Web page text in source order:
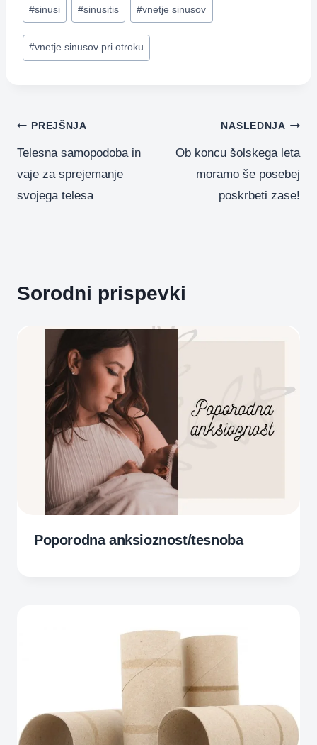
e
b
o
e
n
g
gr s
Tags:
#sinusi #sinusitis #vnetje sinusov
#vnetje sinusov pri otroku
Navigacija
prispevka
PREJŠNJA
Telesna samopodoba in
vaje za sprejemanje
svojega telesa
NASLEDNJA
Ob koncu šolskega leta
moramo še posebej
poskrbeti zase!
Sorodni prispevki
Poporodna anksioznost/tesnoba